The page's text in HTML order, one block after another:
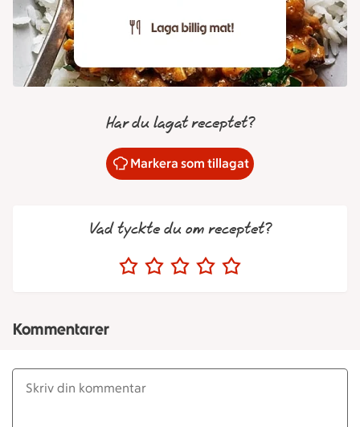
Har du lagat receptet?
Markera som tillagat
Vad tyckte du om receptet?
Kommentarer